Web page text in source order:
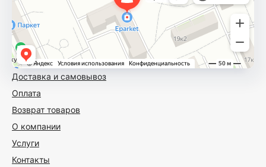
Доставка и самовывоз
Оплата
Возврат товаров
О компании
Услуги
Контакты